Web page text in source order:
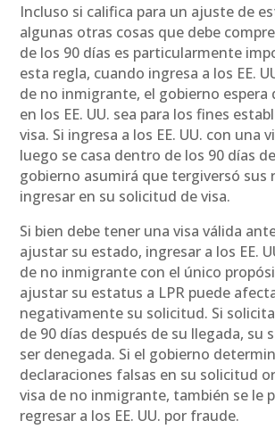
Incluso si califica para un ajuste de
algunas otras cosas que debe
de los 90 días es particularmente
esta regla, cuando ingresa a los EE.
de no inmigrante, el gobierno espera
en los EE. UU. sea para los fines
visa. Si ingresa a los EE. UU. con una
luego se casa dentro de los 90 días
gobierno asumirá que tergiversó sus
ingresar en su solicitud de visa.
Si bien debe tener una visa válida
ajustar su estado, ingresar a los EE.
de no inmigrante con el único
ajustar su estatus a LPR puede
negativamente su solicitud. Si
de 90 días después de su llegada, su
ser denegada. Si el gobierno
declaraciones falsas en su solicitud
visa de no inmigrante, también se le
regresar a los EE. UU. por fraude.